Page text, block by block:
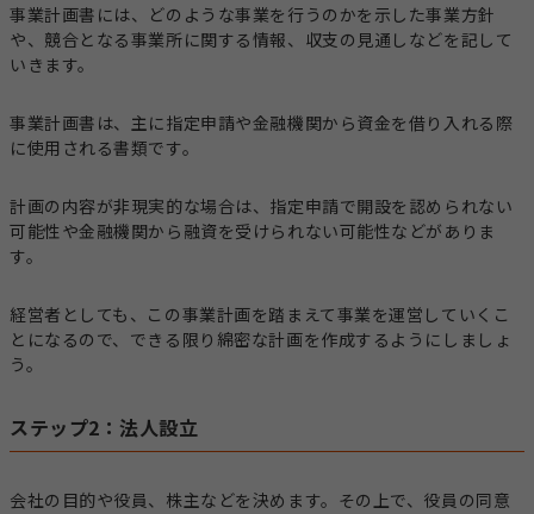
事業計画書には、どのような事業を行うのかを示した事業方針
や、競合となる事業所に関する情報、収支の見通しなどを記して
いきます。
事業計画書は、主に指定申請や金融機関から資金を借り入れる際
に使用される書類です。
計画の内容が非現実的な場合は、指定申請で開設を認められない
可能性や金融機関から融資を受けられない可能性などがありま
す。
経営者としても、この事業計画を踏まえて事業を運営していくこ
とになるので、できる限り綿密な計画を作成するようにしましょ
う。
ステップ2：法人設立
会社の目的や役員、株主などを決めます。その上で、役員の同意